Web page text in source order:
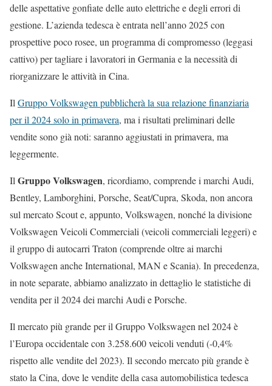
delle aspettative gonfiate delle auto elettriche e degli errori di
gestione. L’azienda tedesca è entrata nell’anno 2025 con
prospettive poco rosee, un programma di compromesso (leggasi
cattivo) per tagliare i lavoratori in Germania e la necessità di
riorganizzare le attività in Cina.
Il Gruppo Volkswagen pubblicherà la sua relazione finanziaria
per il 2024 solo in primavera, ma i risultati preliminari delle
vendite sono già noti: saranno aggiustati in primavera, ma
leggermente.
Il Gruppo Volkswagen, ricordiamo, comprende i marchi Audi,
Bentley, Lamborghini, Porsche, Seat/Cupra, Skoda, non ancora
sul mercato Scout e, appunto, Volkswagen, nonché la divisione
Volkswagen Veicoli Commerciali (veicoli commerciali leggeri) e
il gruppo di autocarri Traton (comprende oltre ai marchi
Volkswagen anche International, MAN e Scania). In precedenza,
in note separate, abbiamo analizzato in dettaglio le statistiche di
vendita per il 2024 dei marchi Audi e Porsche.
Il mercato più grande per il Gruppo Volkswagen nel 2024 è
l’Europa occidentale con 3.258.600 veicoli venduti (-0,4%
rispetto alle vendite del 2023). Il secondo mercato più grande è
stato la Cina, dove le vendite della casa automobilistica tedesca